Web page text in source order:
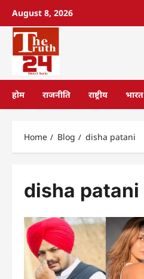
August 8, 2026
होम राजनीति राष्ट्रीय भारत
Home Blog disha patani
disha patani